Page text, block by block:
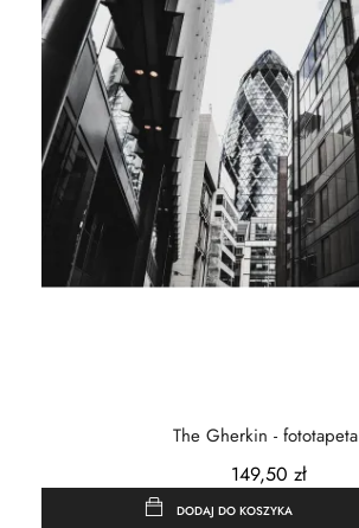
The Gherkin - fototapeta
149,50 zł
DODAJ DO KOSZYKA